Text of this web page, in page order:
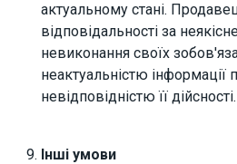
актуальному стані.
відповідальності за
невиконання своїх
неактуальністю
невідповідністю її дійсності.
Інші умови